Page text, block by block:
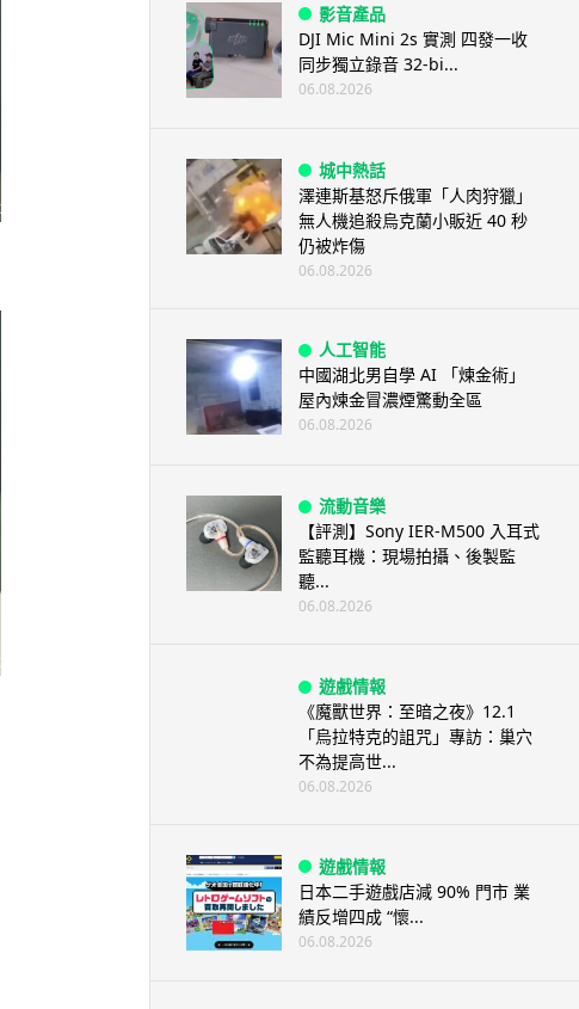
影音產品
DJI Mic Mini 2s 實測 四發一收
同步獨立錄音 32-bi...
06.08.2026
城中熱話
澤連斯基怒斥俄軍「人肉狩獵」
無人機追殺烏克蘭小販近 40 秒
仍被炸傷
06.08.2026
人工智能
中國湖北男自學 AI 「煉金術」
屋內煉金冒濃煙驚動全區
06.08.2026
流動音樂
【評測】Sony IER-M500 入耳式
監聽耳機：現場拍攝、後製監
聽...
06.08.2026
遊戲情報
《魔獸世界：至暗之夜》12.1
「烏拉特克的詛咒」專訪：巢穴
不為提高世...
06.08.2026
遊戲情報
日本二手遊戲店減 90% 門市 業
績反增四成 “懷...
06.08.2026